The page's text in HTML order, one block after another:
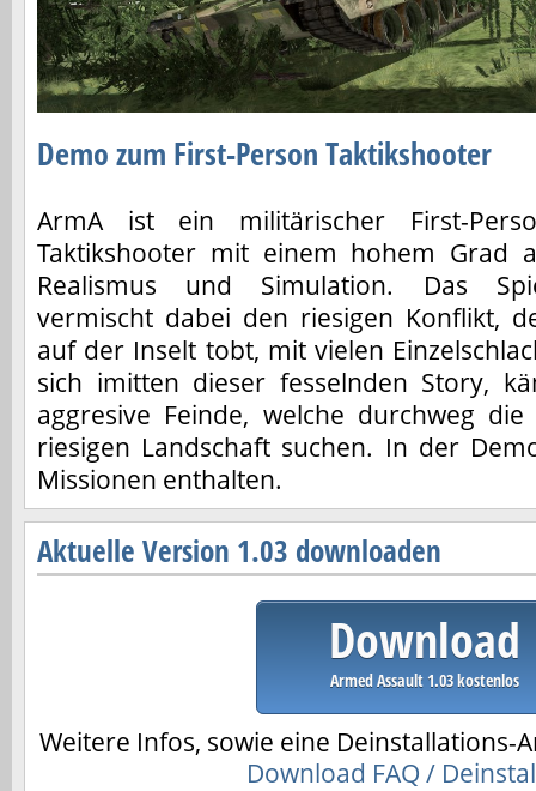
Demo zum First-Person Taktikshooter
ArmA ist ein militärischer First-
Taktikshooter mit einem hohem Grad
Realismus und Simulation. Das
vermischt dabei den riesigen Konflikt,
auf der Inselt tobt, mit vielen
sich imitten dieser fesselnden Story,
aggresive Feinde, welche durchweg
riesigen Landschaft suchen. In der
Missionen enthalten.
Aktuelle Version 1.03 downloaden
Download
Armed Assault 1.03 kostenlos
Weitere Infos, sowie eine Deinstallations-
Download FAQ /